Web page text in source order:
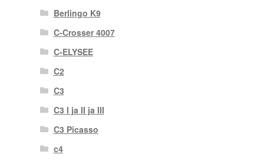
Berlingo K9
C-Crosser 4007
C-ELYSEE
C2
C3
C3 I ja II ja III
C3 Picasso
c4